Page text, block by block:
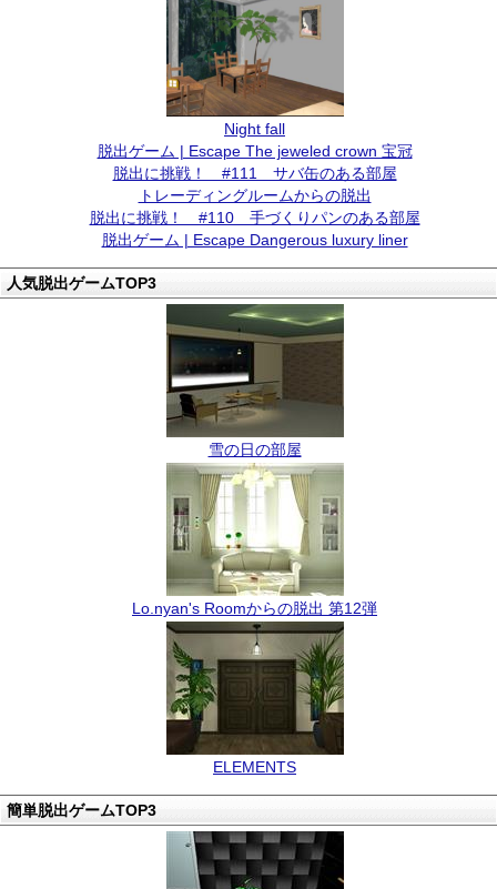
Night fall
脱出ゲーム | Escape The jeweled crown 宝冠
脱出に挑戦！ #111 サバ缶のある部屋
トレーディングルームからの脱出
脱出に挑戦！ #110 手づくりパンのある部屋
脱出ゲーム | Escape Dangerous luxury liner
人気脱出ゲームTOP3
雪の日の部屋
Lo.nyan's Roomからの脱出 第12弾
ELEMENTS
簡単脱出ゲームTOP3